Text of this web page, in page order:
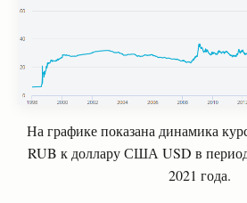
На графике показана динамика
RUB к доллару СШАUSD в
2021 года.